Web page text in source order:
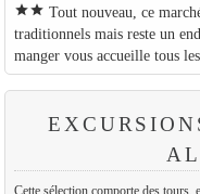
starstar Tout nouveau, ce
traditionnels mais reste un
manger vous accueille tous
Cette sélection comporte des tours,